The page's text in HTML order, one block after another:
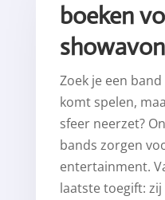
boeken
Zoek je een
komt spelen,
sfeer neerzet?
bands zorgen
entertainment.
laatste toegift: